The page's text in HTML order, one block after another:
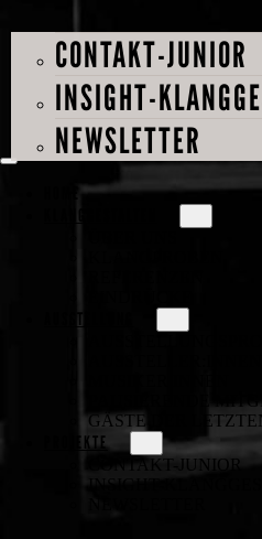
CONTAKT-JUNIOR
INSIGHT-
NEWSLETTER
AUSSTELLUNG
PAUSIERENDE
GÄSTE DER
PROJEKTE
CONTAKT-JUNIOR